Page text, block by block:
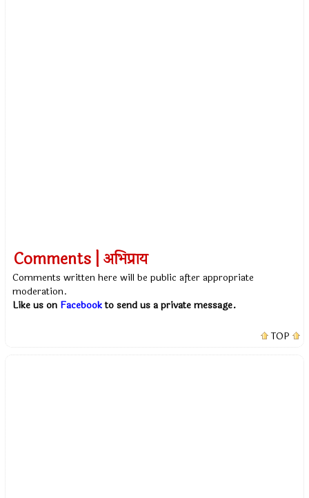
Comments | अभिप्राय
Comments written here will be public after appropriate
moderation.
Like us on Facebookto send us a private message.
TOP